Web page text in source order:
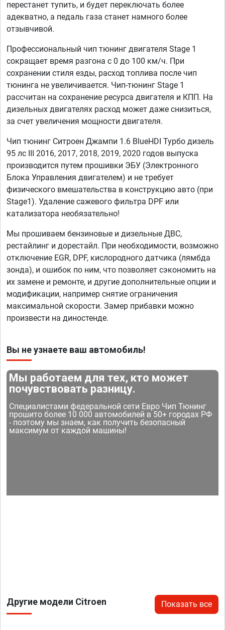
перестанет тупить, и будет переключать более
адекватно, а педаль газа станет намного более
отзывчивой.
Профессиональный чип тюнинг двигателя Stage 1
сокращает время разгона с 0 до 100 км/ч. При
сохранении стиля езды, расход топлива после чип
тюнинга не увеличивается. Чип-тюнинг Stage 1
рассчитан на сохранение ресурса двигателя и КПП. На
дизельных двигателях расход может даже снизиться,
за счет увеличения мощности двигателя.
Чип тюнинг Ситроен Джампи 1.6 BlueHDI Турбо дизель
95 лс III 2016, 2017, 2018, 2019, 2020 годов выпуска
производится путем прошивки ЭБУ (Электронного
Блока Управления двигателем) и не требует
физического вмешательства в конструкцию авто (при
Stage1). Удаление сажевого фильтра DPF или
катализатора необязательно!
Мы прошиваем бензиновые и дизельные ДВС,
рестайлинг и дорестайл. При необходимости, возможно
отключение EGR, DPF, кислородного датчика (лямбда
зонда), и ошибок по ним, что позволяет сэкономить на
их замене и ремонте, и другие дополнительные опции и
модификации, например снятие ограничения
максимальной скорости. Замер прибавки можно
произвести на диностенде.
Вы не узнаете ваш автомобиль!
Мы работаем для тех, кто может
почувствовать разницу.
Специалистами федеральной сети Евро Чип Тюнинг
прошито более 10 000 автомобилей в 50+ городах РФ
- поэтому мы знаем, как получить безопасный
максимум от каждой машины!
Другие модели Citroen Показать все